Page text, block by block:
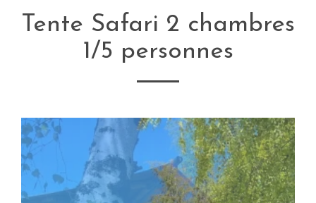
Tente Safari 2 chambres
1/5 personnes